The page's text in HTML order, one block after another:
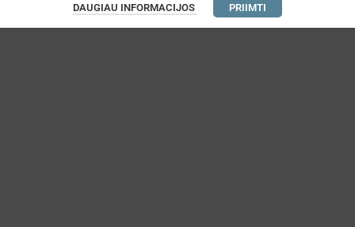
DAUGIAU INFORMACIJOS PRIIMTI